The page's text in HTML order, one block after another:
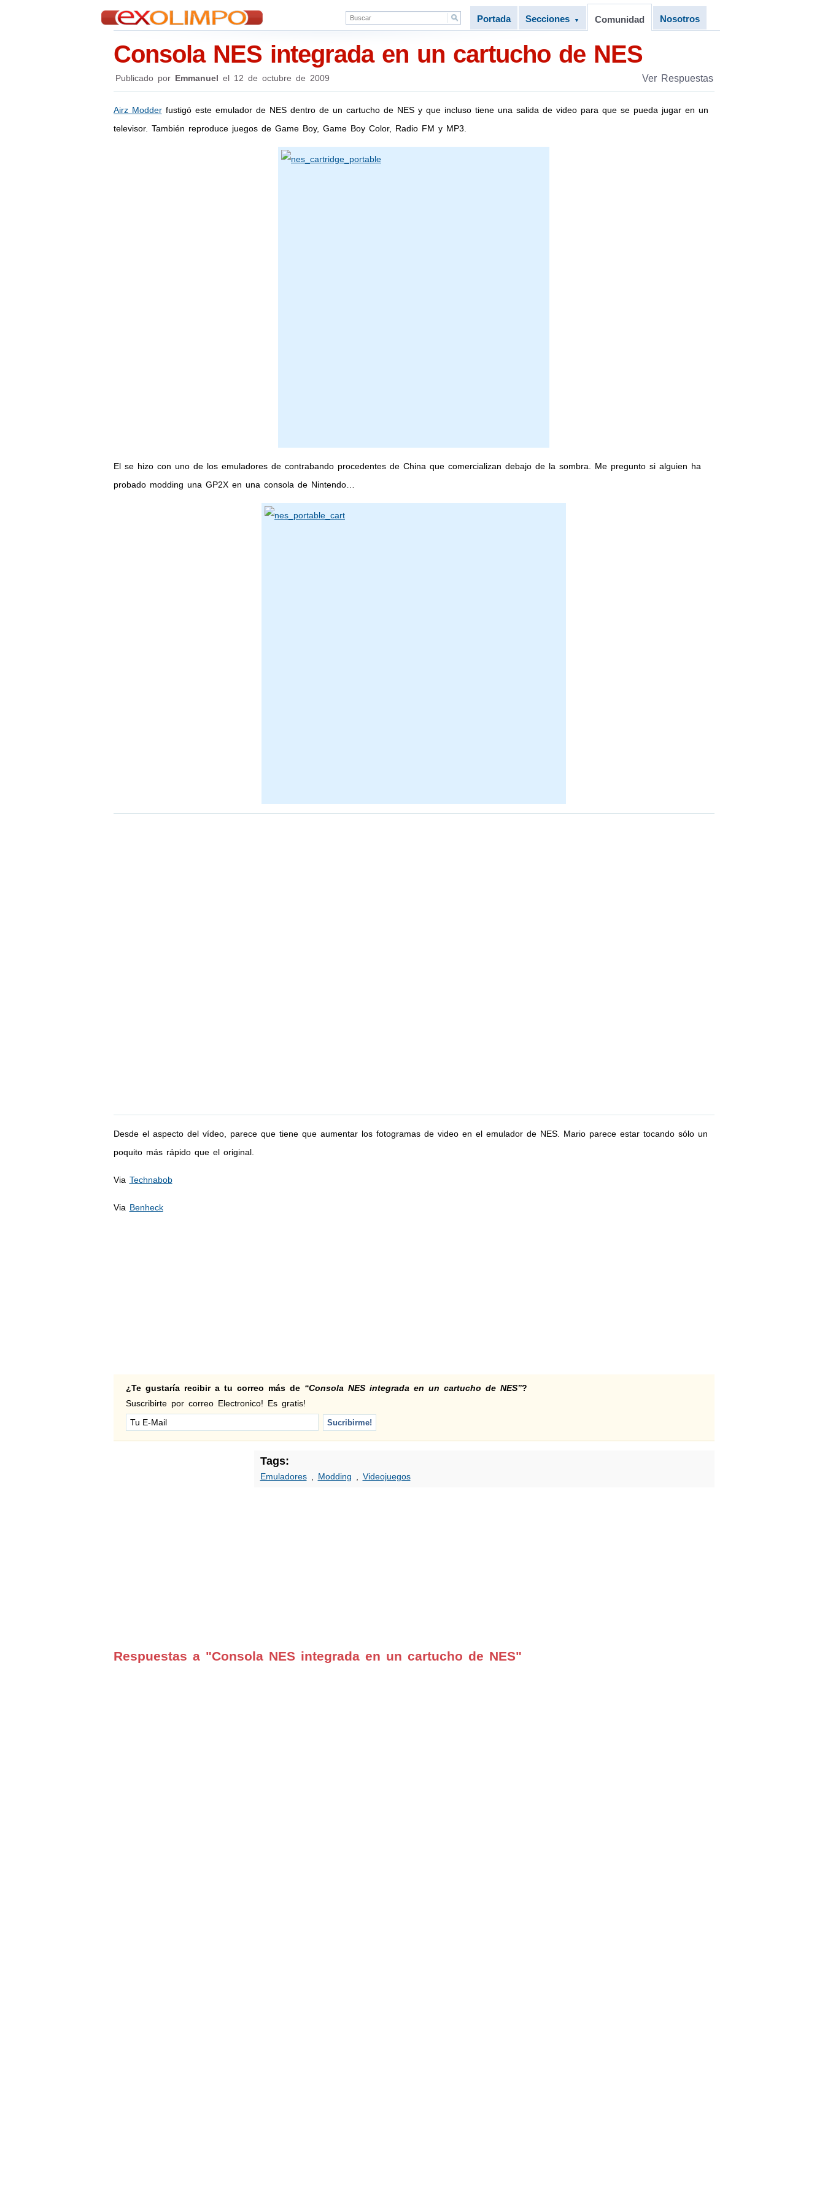
Portada Secciones ▼ Comunidad Nosotros
Consola NES integrada en un cartucho de NES
Publicado por Emmanuel el 12 de octubre de 2009 Ver Respuestas
Airz Modderfustigó este emulador de NES dentro de un cartucho de NES y que incluso tiene una salida de video para que se pueda jugar en un
televisor. También reproduce juegos de Game Boy, Game Boy Color, Radio FM y MP3.
El se hizo con uno de los emuladores de contrabando procedentes de China que comercializan debajo de la sombra. Me pregunto si alguien ha
probado modding una GP2X en una consola de Nintendo…
Desde el aspecto del vídeo, parece que tiene que aumentar los fotogramas de video en el emulador de NES. Mario parece estar tocando sólo un
poquito más rápido que el original.
Via Technabob
Via Benheck
¿Te gustaría recibir a tu correo más de “Consola NES integrada en un cartucho de NES”?
Suscribirte por correo Electronico! Es gratis!
Tags:
Emuladores, Modding Videojuegos
Respuestas a "Consola NES integrada en un cartucho de NES"